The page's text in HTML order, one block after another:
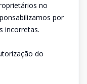
no
por
incorretas.
do